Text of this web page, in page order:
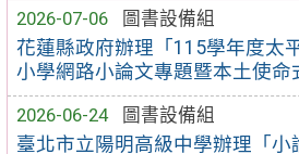
2026-07-06
圖書設備組
花蓮縣政府辦理「115學年度太
小學網路小論文專題暨本土使命
2026-06-24
圖書設備組
臺北市立陽明高級中學辦理「小